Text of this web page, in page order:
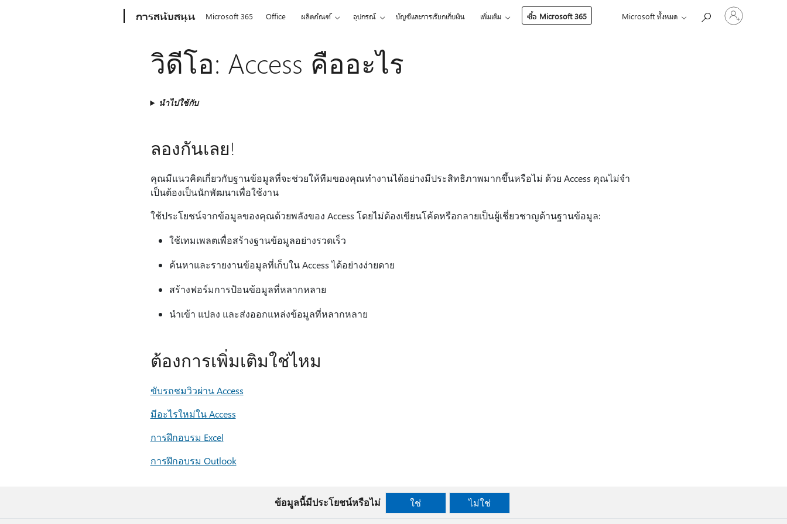
การสนับสนุน Microsoft 365 Office ผลิตภัณฑ์ อุปกรณ์ บัญชีและการเรียกเก็บเงิน เพิ่มเติม ซื้อ Microsoft 365 Microsoft ทั้งหมด
ลงชื่อ
เข้า
วิดีโอ: Access คืออะไร
นำไปใช้กับ
ลองกันเลย!
คุณมีแนวคิดเกี่ยวกับฐานข้อมูลที่จะช่วยให้ทีมของคุณทํางานได้อย่างมีประสิทธิภาพมากขึ้นหรือไม่ ด้วย Access คุณไม่จํา
เป็นต้องเป็นนักพัฒนาเพื่อใช้งาน
ใช้ประโยชน์จากข้อมูลของคุณด้วยพลังของ Access โดยไม่ต้องเขียนโค้ดหรือกลายเป็นผู้เชี่ยวชาญด้านฐานข้อมูล:
ใช้เทมเพลตเพื่อสร้างฐานข้อมูลอย่างรวดเร็ว
ค้นหาและรายงานข้อมูลที่เก็บใน Access ได้อย่างง่ายดาย
สร้างฟอร์มการป้อนข้อมูลที่หลากหลาย
นําเข้า แปลง และส่งออกแหล่งข้อมูลที่หลากหลาย
ต้องการเพิ่มเติมใช่ไหม
ขับรถชมวิวผ่าน Access
มีอะไรใหม่ใน Access
การฝึกอบรม Excel
การฝึกอบรม Outlook
ข้อมูลนี้มีประโยชน์หรือไม่ ใช่ ไม่ใช่